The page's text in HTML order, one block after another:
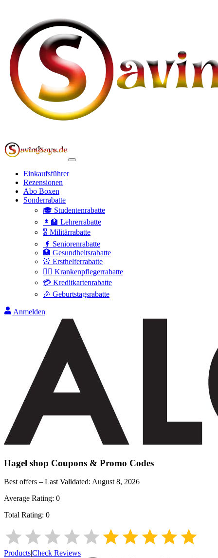
Einkaufsführer
Rezensionen
Abo Boxen
Sonderrabatte
🎓 Studentenrabatte
👩‍🏫 Lehrerrabatte
🎖️ Militärrabatte
👴 Seniorenrabatte
🏥 Gesundheitsrabatte
🚨 Ersthelferrabatte
👩‍⚕️ Krankenpflegerrabatte
💳 Kreditkartenrabatte
🎉 Geburtstagsrabatte
Anmelden
Hagel shop Coupons & Promo Codes
Best offers – Last Validated: August 8, 2026
Average Rating: 0
Total Rating: 0
Products|Check Reviews